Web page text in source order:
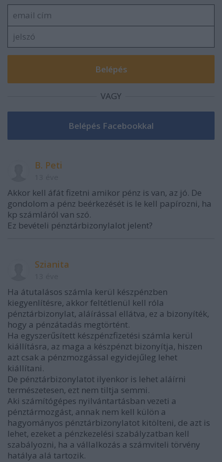
VAGY
B. Peti
Akkor kell áfát fizetni amikor pénz is van, az jó. De
gondolom a pénz beérkezését is le kell papírozni, ha
kp számláról van szó.
Ez bevételi pénztárbizonylalot jelent?
Szianita
Ha átutalásos számla kerül készpénzben
kiegyenlítésre, akkor feltétlenül kell róla
pénztárbizonylat, aláírással ellátva, ez a bizonyíték,
hogy a pénzátadás megtörtént.
Ha egyszerűsített készpénzfizetési számla kerül
kiállításra, az maga a készpénzt bizonyítja, hiszen
azt csak a pénzmozgással egyidejűleg lehet
kiállítani.
De pénztárbizonylatot ilyenkor is lehet aláírni
természetesen, ezt nem tiltja semmi.
Aki számítógépes nyilvántartásban vezeti a
pénztármozgást, annak nem kell külön a
hagyományos pénztárbizonylatot kitölteni, de azt is
lehet, ezeket a pénzkezelési szabályzatban kell
szabályozni, ha a vállalkozás a számviteli törvény
hatálya alá tartozik.